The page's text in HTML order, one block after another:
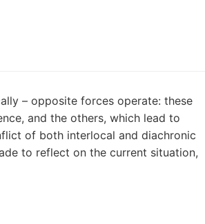
– opposite forces operate: these
and the others, which lead to
of both interlocal and diachronic
to reflect on the current situation,